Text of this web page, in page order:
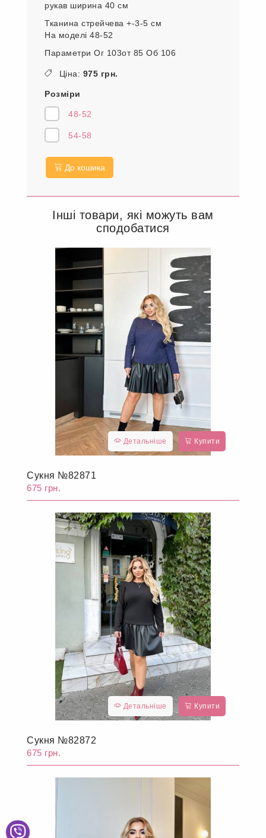
рукав ширина 40 см
Тканина стрейчева +-3-5 см
На моделі 48-52
Параметри Ог 103от 85 Об 106
Ціна: 975 грн.
Розміри
48-52
54-58
До кошика
Інші товари, які можуть вам
сподобатися
Детальніше Купити
Сукня №82871
675 грн.
Детальніше Купити
Сукня №82872
675 грн.